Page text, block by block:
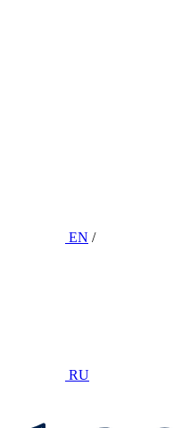
EN /
RU